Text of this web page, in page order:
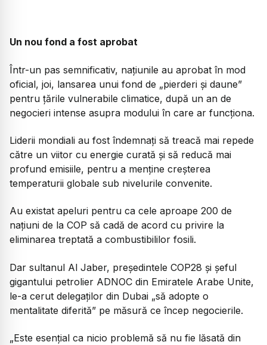
Un nou fond a fost aprobat
Într-un pas semnificativ, națiunile au aprobat în mod
oficial, joi, lansarea unui fond de „pierderi și daune”
pentru țările vulnerabile climatice, după un an de
negocieri intense asupra modului în care ar funcționa.
Liderii mondiali au fost îndemnați să treacă mai repede
către un viitor cu energie curată și să reducă mai
profund emisiile, pentru a menține creșterea
temperaturii globale sub nivelurile convenite.
Au existat apeluri pentru ca cele aproape 200 de
națiuni de la COP să cadă de acord cu privire la
eliminarea treptată a combustibililor fosili.
Dar sultanul Al Jaber, președintele COP28 și șeful
gigantului petrolier ADNOC din Emiratele Arabe Unite,
le-a cerut delegaților din Dubai „să adopte o
mentalitate diferită” pe măsură ce încep negocierile.
„Este esențial ca nicio problemă să nu fie lăsată din